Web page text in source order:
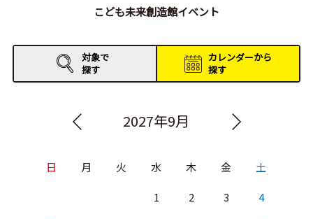
お知らせ
イベントレポート
こども未来創造館イベント
対象で
探す
カレンダーから
探す
2027年9月
日 月 火 水 木 金 土
1 2 3 4